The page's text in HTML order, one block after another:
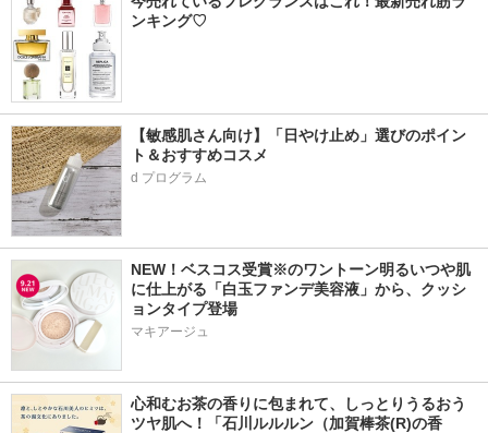
ンキング♡
【敏感肌さん向け】「日やけ止め」選びのポイン
ト＆おすすめコスメ
d プログラム
NEW！ベスコス受賞※のワントーン明るいつや肌
に仕上がる「白玉ファンデ美容液」から、クッシ
ョンタイプ登場
マキアージュ
心和むお茶の香りに包まれて、しっとりうるおう
ツヤ肌へ！「石川ルルルン（加賀棒茶(R)の香